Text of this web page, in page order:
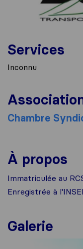
Services
Inconnu
Chambre
À propos
Immatriculée au
Enregistrée à
Galerie